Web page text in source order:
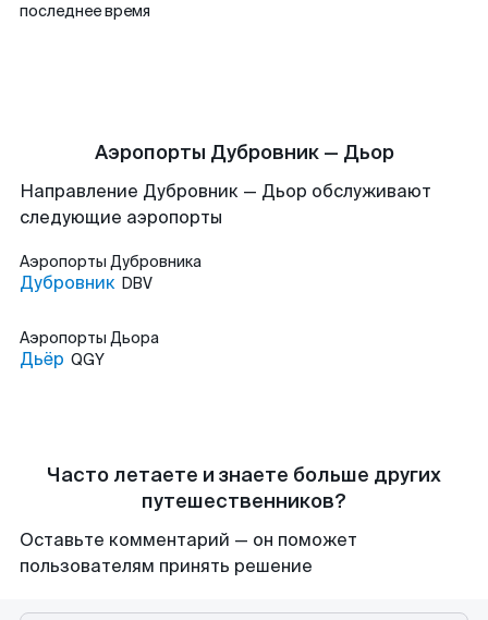
последнее время
Аэропорты Дубровник — Дьор
Направление Дубровник — Дьор обслуживают
следующие аэропорты
Аэропорты Дубровника
Дубровник DBV
Аэропорты Дьора
Дьёр QGY
Часто летаете и знаете больше других
путешественников?
Оставьте комментарий — он поможет
пользователям принять решение